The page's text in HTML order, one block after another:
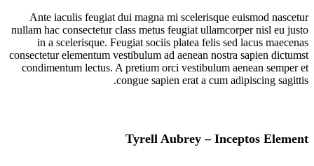
Ante iaculis feugiat dui magna mi scelerisque euismod nascetur
nullam hac consectetur class metus feugiat ullamcorper nisl eu justo
in a scelerisque. Feugiat sociis platea felis sed lacus maecenas
consectetur elementum vestibulum ad aenean nostra sapien dictumst
condimentum lectus. A pretium orci vestibulum aenean semper et
congue sapien erat a cum adipiscing sagittis.
Tyrell Aubrey – Inceptos Element